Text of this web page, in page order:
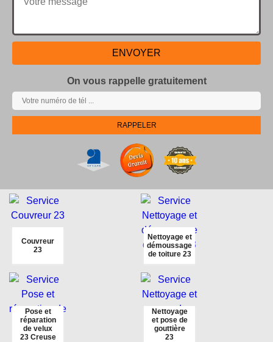
On vous rappelle gratuitement
Couvreur
23
Nettoyage et
démoussage
de toiture 23
Pose et
réparation
de velux
23 Creuse
Nettoyage
et pose de
gouttière
23